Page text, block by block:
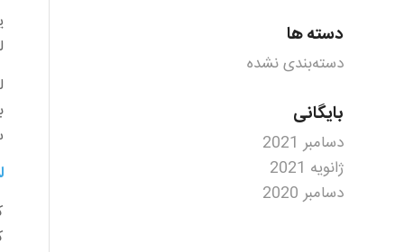
دسته ها
دسته‌بندی نشده
بایگانی
دسامبر 2021
ژانویه 2021
دسامبر 2020